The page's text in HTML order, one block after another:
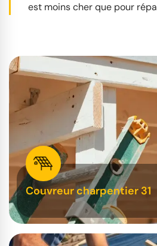
est moins cher que pour
Couvreur charpentier 31